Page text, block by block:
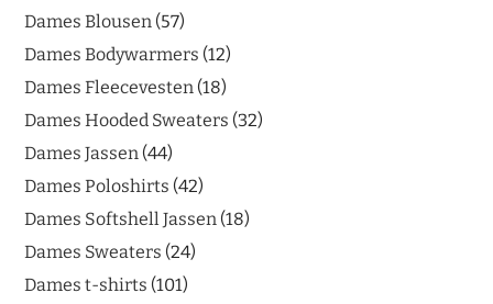
Dames Blousen 57
Dames Bodywarmers 12
Dames Fleecevesten 18
Dames Hooded Sweaters 32
Dames Jassen 44
Dames Poloshirts 42
Dames Softshell Jassen 18
Dames Sweaters 24
Dames t-shirts 101